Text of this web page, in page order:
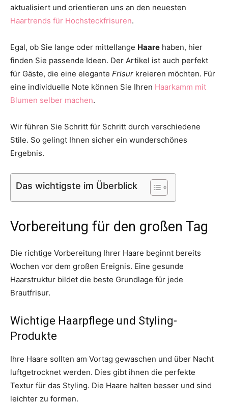
aktualisiert und orientieren uns an den neuesten
Haartrends für Hochsteckfrisuren.
Egal, ob Sie lange oder mittellange Haare haben, hier
finden Sie passende Ideen. Der Artikel ist auch perfekt
für Gäste, die eine elegante Frisur kreieren möchten. Für
eine individuelle Note können Sie Ihren Haarkamm mit
Blumen selber machen.
Wir führen Sie Schritt für Schritt durch verschiedene
Stile. So gelingt Ihnen sicher ein wunderschönes
Ergebnis.
Das wichtigste im Überblick
Vorbereitung für den großen Tag
Die richtige Vorbereitung Ihrer Haare beginnt bereits
Wochen vor dem großen Ereignis. Eine gesunde
Haarstruktur bildet die beste Grundlage für jede
Brautfrisur.
Wichtige Haarpflege und Styling-
Produkte
Ihre Haare sollten am Vortag gewaschen und über Nacht
luftgetrocknet werden. Dies gibt ihnen die perfekte
Textur für das Styling. Die Haare halten besser und sind
leichter zu formen.